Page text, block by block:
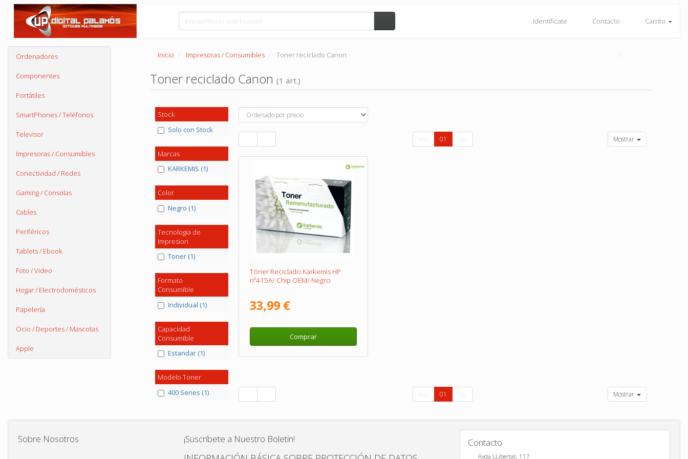
Identifícate Contacto Carrito
Ordenadores
Componentes
Portátiles
SmartPhones / Teléfonos
Televisor
Impresoras / Consumibles
Conectividad / Redes
Gaming / Consolas
Cables
Periféricos
Tablets / Ebook
Foto / Video
Hogar / Electrodomésticos
Papelería
Ocio / Deportes / Mascotas
Apple
Inicio Impresoras / Consumibles Toner reciclado Canon
Toner reciclado Canon (1 art.)
Stock
Solo con Stock
Marcas
KARKEMIS (1)
Color
Negro (1)
Tecnologia de
Impresion
Toner (1)
Formato
Consumible
Individual (1)
Capacidad
Consumible
Estandar (1)
Modelo Toner
400 Series (1)
Ant. 01 Sig. Mostrar
Tóner Reciclado Karkemis HP
nº415A/ Chip OEM/ Negro
33,99 €
Comprar
Ant. 01 Sig. Mostrar
Sobre Nosotros ¡Suscríbete a Nuestro Boletín! Contacto
Avda LLibertat, 117